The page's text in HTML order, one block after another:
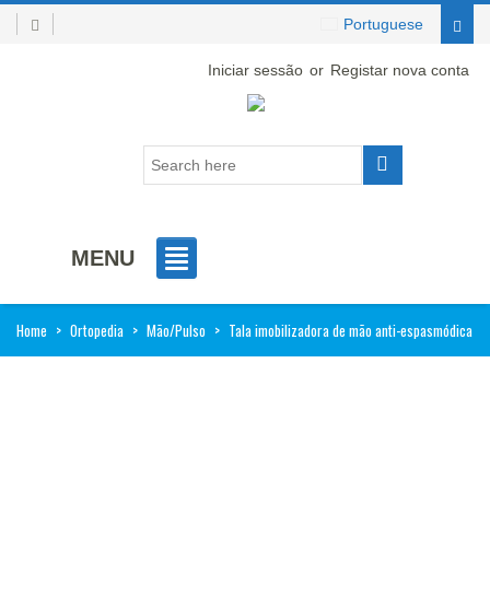
Iniciar sessão or Registar nova conta
Portuguese
MENU
Home > Ortopedia > Mão/Pulso > Tala imobilizadora de mão anti-espasmódica